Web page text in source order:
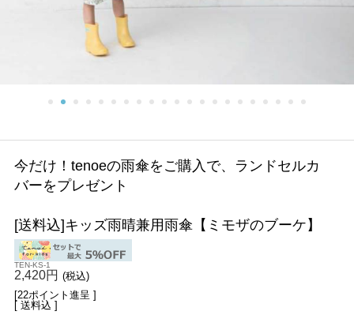
今だけ！tenoeの雨傘をご購入で、ランドセルカ
バーをプレゼント
[送料込]キッズ雨晴兼用雨傘【ミモザのブーケ】
TEN-KS-1
2,420円 (税込)
[22ポイント進呈 ]
[ 送料込 ]